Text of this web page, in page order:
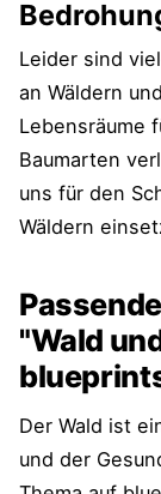
Leider sind
an Wäldern
Lebensräume
Baumarten
uns für den
Wäldern
"Wald
Der Wald ist
und der